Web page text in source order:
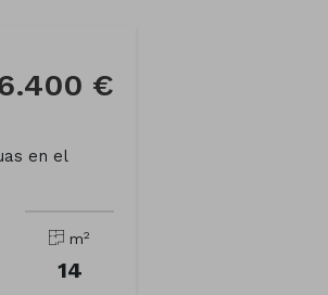
€
en el
m2
14